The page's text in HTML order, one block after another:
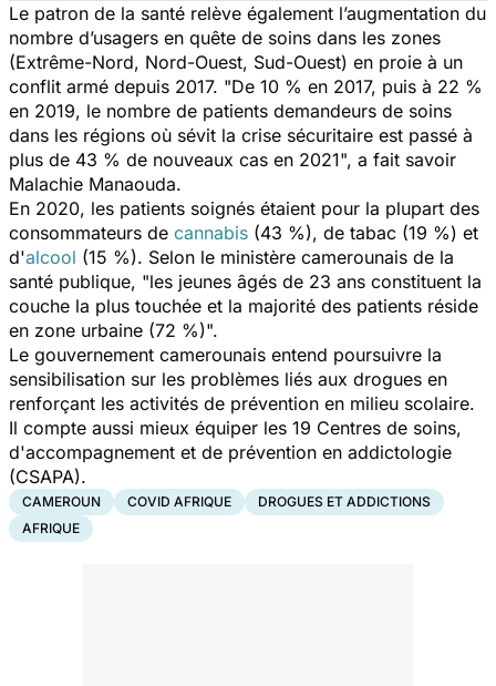
Le patron de la santé relève également l’augmentation du
nombre d’usagers en quête de soins dans les zones
(Extrême-Nord, Nord-Ouest, Sud-Ouest) en proie à un
conflit armé depuis 2017. "De 10 % en 2017, puis à 22 %
en 2019, le nombre de patients demandeurs de soins
dans les régions où sévit la crise sécuritaire est passé à
plus de 43 % de nouveaux cas en 2021", a fait savoir
Malachie Manaouda.
En 2020, les patients soignés étaient pour la plupart des
consommateurs de cannabis (43 %), de tabac (19 %) et
d'alcool (15 %). Selon le ministère camerounais de la
santé publique, "les jeunes âgés de 23 ans constituent la
couche la plus touchée et la majorité des patients réside
en zone urbaine (72 %)".
Le gouvernement camerounais entend poursuivre la
sensibilisation sur les problèmes liés aux drogues en
renforçant les activités de prévention en milieu scolaire.
Il compte aussi mieux équiper les 19 Centres de soins,
d'accompagnement et de prévention en addictologie
(CSAPA).
CAMEROUN COVID AFRIQUE
DROGUES ET ADDICTIONS
AFRIQUE